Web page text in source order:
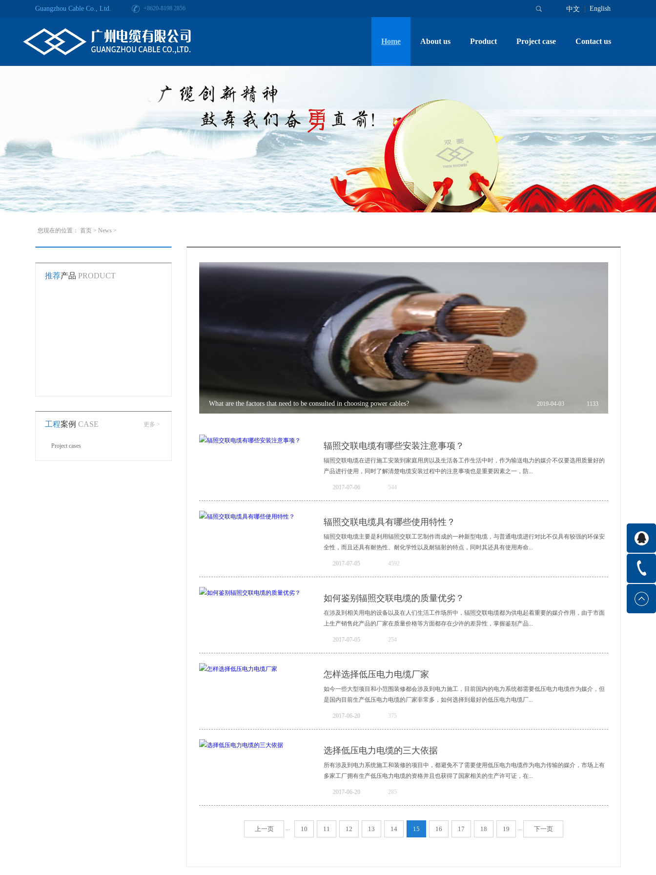
Guangzhou Cable Co., Ltd. +8620-8198 2856 中文 English
Home About us Product Project case Contact us
推荐产品 PRODUCT
工程案例 CASE
Project cases
更多 >
您现在的位置： 首页 > News >
What are the factors that need to be consulted in choosing power cables? 2019-04-03 1133
辐照交联电缆有哪些安装注意事项？
辐照交联电缆在进行施工安装到家庭用房以及生活各工作生活中时，作为输送电力的媒介不仅要选用质量好的
产品进行使用，同时了解清楚电缆安装过程中的注意事项也是重要因素之一，防...
层剥除掉，而且为了防止绝缘表面出现刀痕以及其他凹凸不平的情况发生，应定期检查好电缆的表面有无出现
损伤的情况，并适当的用砂纸将不平整的部分磨平，同时还应注意屏蔽端部分是否保持平整状态以及将石墨层
的碳粒清除干净。二、高质量的辐照交联电缆的端头铜屏蔽和钢铠应保持良好接地从而可以防止发生线路短路
交联电缆的端头应该具备防水以及能够防止腐蚀材料的侵蚀，从而能够避免因水以及其他腐蚀物体而导致绝缘
及电缆端头出现进水等情况。以上就是在安装辐照交联电缆时应该注意的相关事项，按照上述要点进行实施安
装高质量的辐照交联电缆不仅能够延长电缆总体的使用年限，而且还能避免出现线路...
2017-07-06 544
辐照交联电缆具有哪些使用特性？
辐照交联电缆主要是利用辐照交联工艺制作而成的一种新型电缆，与普通电缆进行对比不仅具有较强的环保安
全性，而且还具有耐热性、耐化学性以及耐辐射的特点，同时其还具有使用寿命...
开裂性能好，其具有的优良耐磨性与其他类型材料相比更能承受集中的机械应力，同时辐照交联电缆还耐各种
类型的化学溶剂能够在周围各种腐蚀性的媒介中相对稳定。二、辐照交联电缆与普通电缆相比重量要轻许多，
不仅便于安装运输降低安装人员的劳动强度而且还能减少辐照交联电缆的运输费用，同时其在施工安装过程中
腐蚀性以及有毒气体，对空气以及环境不会产生二次危害并且符合现代消防安全要求，而且其还具有良好的电
缆产品进行使用。以上就是高质量的辐照交联电缆在使用时具有的相关特性，由于电缆在生活的各个领域当中
都有所应用，选择一款具有较高的安全性环保性以及具有良好使用性能的电缆进行适...
2017-07-05 4592
如何鉴别辐照交联电缆的质量优劣？
在涉及到相关用电的设备以及在人们生活工作场所中，辐照交联电缆都为供电起着重要的媒介作用，由于市面
上生产销售此产品的厂家在质量价格等方面都存在少许的差异性，掌握鉴别产品...
缘层表面时应该不会有明显的凹陷情况，如出现较大的凹陷情况时则能够说明绝缘层使用的材料或者制作工艺
有缺陷，同时如果用打火机进行烧烤在正常情况下不会出现点燃的情况并且没有浓烟以及刺激性气味发生。
二、热水浸泡检测绝缘电阻的变化。将辐照交联电缆放在90摄氏度的热水中浸泡一段时间，在正常情况下其绝
别。一般情况下辐照交联电缆的材料密度大于水的密度，所以在使用过程中可以剥下部分绝缘层放进水中进行
就是进行鉴别辐照交联电缆质量优劣应参考的相关要点，通过上述检验方法不仅能够帮助人们购买到质量优良
的产品，而且还能避免由于质量问题而导致安全事故发生，同时人们选择...
2017-07-05 254
怎样选择低压电力电缆厂家
如今一些大型项目和小范围装修都会涉及到电力施工，目前国内的电力系统都需要低压电力电缆作为媒介，但
是国内目前生产低压电力电缆的厂家非常多，如何选择到最好的低压电力电缆厂...
备耗材，所以除了基本的营业执照之外厂家还应获得相应的质量许可以及准许生产的证明，只有拿到过相关资
质以及生产许可的低压电力电缆厂家才是我们可以放心选择的。（二）考察厂家的产品低压电力电缆属于工程
中较为重要的一个材料，产品的质量决定着整个项目电力系统的搭建成果，高品质的低压电线电缆厂家生产的
于大型耗材并且涉及的金额也较高，在产品运输和安装的过程中难免会出现一些问题，这时就必须更换新的低
几点我们在挑选低压电力电缆生产厂家的时候一定要着重考察这几个方面，厂家的资质证明了该厂家的合法合
规性，产品的质量决定着工程的效果，售后服务体现了厂家认真负责的态度，所以我...
2017-06-20 375
选择低压电力电缆的三大依据
所有涉及到电力系统施工和装修的项目中，都避免不了需要使用低压电力电缆作为电力传输的媒介，市场上有
多家工厂拥有生产低压电力电缆的资格并且也获得了国家相关的生产许可证，在...
确定了合作的低压电力电缆厂家的时候，厂家会提供给我们多种规格大小、长短的电缆供我们选择，施工时一
定要提前规划电力系统的布局，根据图纸测算出所需要电缆的长度以及空隙的大小，必要时进行实地测量并通
2017-06-20 285
上一页 ... 10 11 12 13 14 15 16 17 18 19 ... 下一页